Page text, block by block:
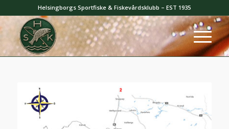
Helsingborgs Sportfiske & Fiskevårdsklubb – EST 1935